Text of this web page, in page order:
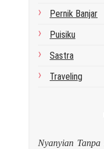
Pernik Banjar
Puisiku
Sastra
Traveling
Nyanyian Tanpa